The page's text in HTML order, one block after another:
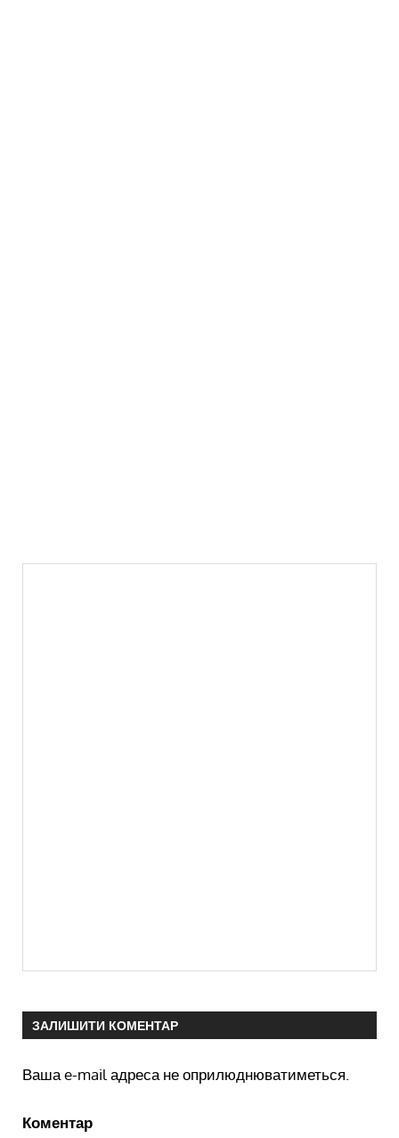
ЗАЛИШИТИ КОМЕНТАР
Ваша e-mail адреса не оприлюднюватиметься.
Коментар